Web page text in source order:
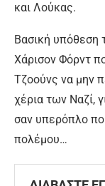
και Λούκας.
Βασική υπόθεση
Χάρισον Φόρντ
Τζοούνς να μην
χέρια των Ναζί,
σαν υπερόπλο
πολέμου…